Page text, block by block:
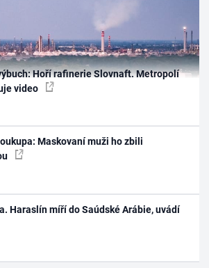
Hoří rafinerie Slovnaft. Metropolí
video
Maskovaní muži ho zbili
Haraslín míří do Saúdské Arábie, uvádí